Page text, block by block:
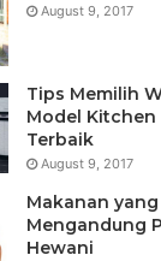
August 9, 2017
Tips Memilih
Model Kitchen
Terbaik
August 9, 2017
Makanan yang
Mengandung
Hewani